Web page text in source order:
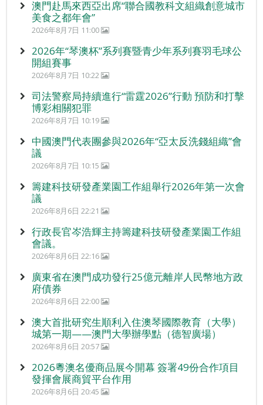
澳門赴馬來西亞出席“聯合國教科文組織創意城市
美食之都年會”
2026年8月7日 11:00
2026年“琴澳杯”系列賽暨青少年系列賽羽毛球公
開組賽事
2026年8月7日 10:22
司法警察局持續進行“雷霆2026”行動 預防和打擊
博彩相關犯罪
2026年8月7日 10:19
中國澳門代表團參與2026年“亞太反洗錢組織”會
議
2026年8月7日 10:15
籌建科技研發產業園工作組舉行2026年第一次會
議
2026年8月6日 22:21
行政長官岑浩輝主持籌建科技研發產業園工作組
會議。
2026年8月6日 22:16
廣東省在澳門成功發行25億元離岸人民幣地方政
府債券
2026年8月6日 22:00
澳大首批研究生順利入住澳琴國際教育（大學）
城第一期——澳門大學辦學點（德智廣場）
2026年8月6日 20:57
2026粵澳名優商品展今開幕 簽署49份合作項目
發揮會展商貿平台作用
2026年8月6日 20:45